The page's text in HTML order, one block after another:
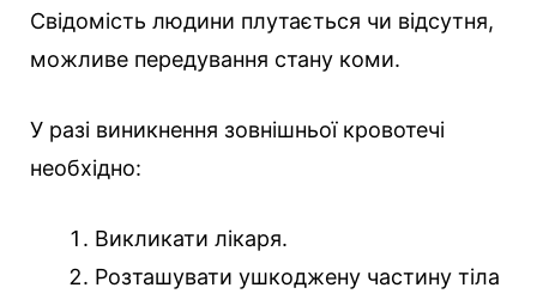
Свідомість людини плутається чи відсутня,
можливе передування стану коми.
У разі виникнення зовнішньої кровотечі
необхідно:
Викликати лікаря.
Розташувати ушкоджену частину тіла